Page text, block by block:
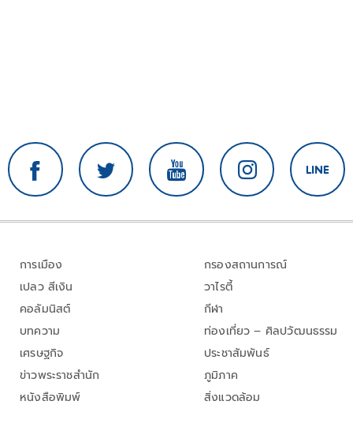
การเมือง
เปลว สีเงิน
คอลัมนิสต์
บทความ
เศรษฐกิจ
ข่าวพระราชสำนัก
หนังสือพิมพ์
กรองสถานการณ์
วาไรตี้
กีฬา
ท่องเที่ยว – ศิลปวัฒนธรรม
ประชาสัมพันธ์
ภูมิภาค
สิ่งแวดล้อม